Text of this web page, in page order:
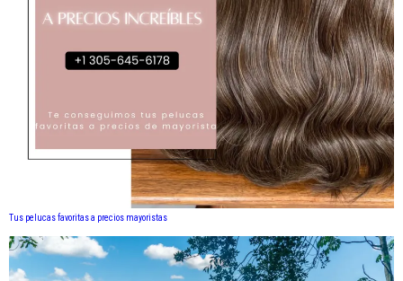
Tus pelucas favoritas a precios mayoristas